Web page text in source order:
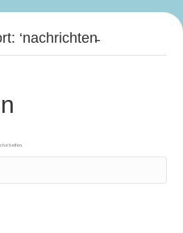
‘nachrichten̵
helfen.